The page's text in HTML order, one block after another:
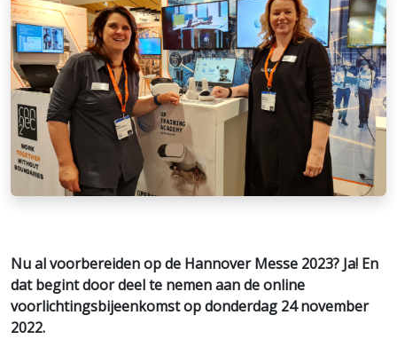
Nu al voorbereiden op de Hannover Messe 2023? Ja! En
dat begint door deel te nemen aan de online
voorlichtingsbijeenkomst op donderdag 24 november
2022.